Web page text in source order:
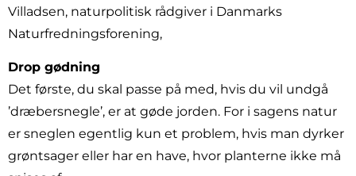
Villadsen, naturpolitisk rådgiver i Danmarks
Naturfredningsforening,
Drop gødning
Det første, du skal passe på med, hvis du vil undgå
’dræbersnegle’, er at gøde jorden. For i sagens natur
er sneglen egentlig kun et problem, hvis man dyrker
grøntsager eller har en have, hvor planterne ikke må